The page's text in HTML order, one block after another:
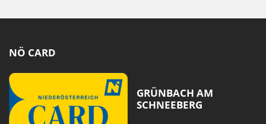
NÖ CARD
GRÜNBACH AM
SCHNEEBERG